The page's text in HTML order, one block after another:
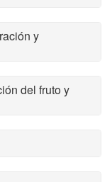
y
del fruto y